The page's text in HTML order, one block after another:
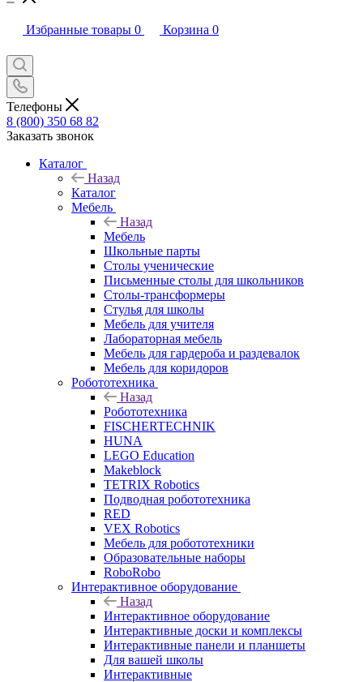
Избранные товары 0 Корзина 0
Телефоны
8 (800) 350 68 82
Заказать звонок
Каталог
Назад
Каталог
Мебель
Назад
Мебель
Школьные парты
Столы ученические
Письменные столы для школьников
Столы-трансформеры
Стулья для школы
Мебель для учителя
Лабораторная мебель
Мебель для гардероба и раздевалок
Мебель для коридоров
Робототехника
Назад
Робототехника
FISCHERTECHNIK
HUNA
LEGO Education
Makeblock
TETRIX Robotics
Подводная робототехника
RED
VEX Robotics
Мебель для робототехники
Образовательные наборы
RoboRobo
Интерактивное оборудование
Назад
Интерактивное оборудование
Интерактивные доски и комплексы
Интерактивные панели и планшеты
Для вашей школы
Интерактивные